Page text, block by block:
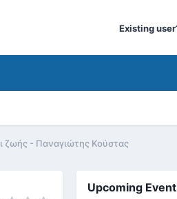
Existing
ζωής - Παναγιώτης Κούστας
Upcoming